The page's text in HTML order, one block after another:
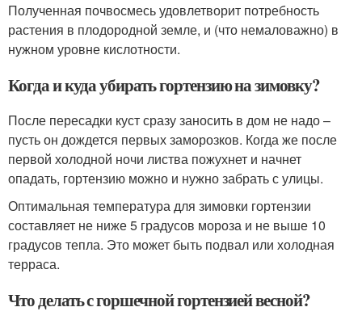
Полученная почвосмесь удовлетворит потребность
растения в плодородной земле, и (что немаловажно) в
нужном уровне кислотности.
Когда и куда убирать гортензию на зимовку?
После пересадки куст сразу заносить в дом не надо –
пусть он дождется первых заморозков. Когда же после
первой холодной ночи листва пожухнет и начнет
опадать, гортензию можно и нужно забрать с улицы.
Оптимальная температура для зимовки гортензии
составляет не ниже 5 градусов мороза и не выше 10
градусов тепла. Это может быть подвал или холодная
терраса.
Что делать с горшечной гортензией весной?